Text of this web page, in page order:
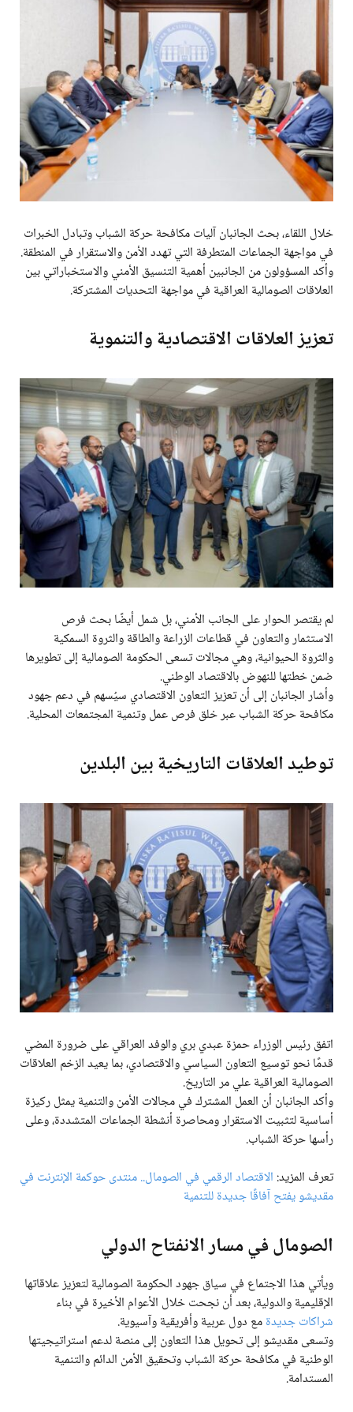
خلال اللقاء، بحث الجانبان آليات مكافحة حركة الشباب وتبادل الخبرات
في مواجهة الجماعات المتطرفة التي تهدد الأمن والاستقرار في المنطقة.
وأكد المسؤولون من الجانبين أهمية التنسيق الأمني والاستخباراتي بين
العلاقات الصومالية العراقية في مواجهة التحديات المشتركة.
تعزيز العلاقات الاقتصادية والتنموية
لم يقتصر الحوار على الجانب الأمني، بل شمل أيضًا بحث فرص
الاستثمار والتعاون في قطاعات الزراعة والطاقة والثروة السمكية
والثروة الحيوانية، وهي مجالات تسعى الحكومة الصومالية إلى تطويرها
ضمن خطتها للنهوض بالاقتصاد الوطني.
وأشار الجانبان إلى أن تعزيز التعاون الاقتصادي سيُسهم في دعم جهود
مكافحة حركة الشباب عبر خلق فرص عمل وتنمية المجتمعات المحلية.
توطيد العلاقات التاريخية بين البلدين
اتفق رئيس الوزراء حمزة عبدي بري والوفد العراقي على ضرورة المضي
قدمًا نحو توسيع التعاون السياسي والاقتصادي، بما يعيد الزخم العلاقات
الصومالية العراقية علي مر التاريخ.
وأكد الجانبان أن العمل المشترك في مجالات الأمن والتنمية يمثل ركيزة
أساسية لتثبيت الاستقرار ومحاصرة أنشطة الجماعات المتشددة، وعلى
رأسها حركة الشباب.
تعرف المزيد: الاقتصاد الرقمي في الصومال.. منتدى حوكمة الإنترنت في
مقديشو يفتح آفاقًا جديدة للتنمية
الصومال في مسار الانفتاح الدولي
ويأتي هذا الاجتماع في سياق جهود الحكومة الصومالية لتعزيز علاقاتها
الإقليمية والدولية، بعد أن نجحت خلال الأعوام الأخيرة في بناء
شراكات جديدةمع دول عربية وأفريقية وآسيوية.
وتسعى مقديشو إلى تحويل هذا التعاون إلى منصة لدعم استراتيجيتها
الوطنية في مكافحة حركة الشباب وتحقيق الأمن الدائم والتنمية
المستدامة.